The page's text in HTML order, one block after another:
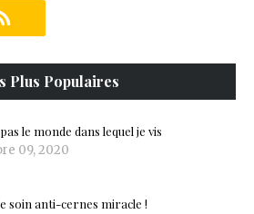
Plus Populaires
le monde dans lequel je vis
09, 2020
soin anti-cernes miracle !